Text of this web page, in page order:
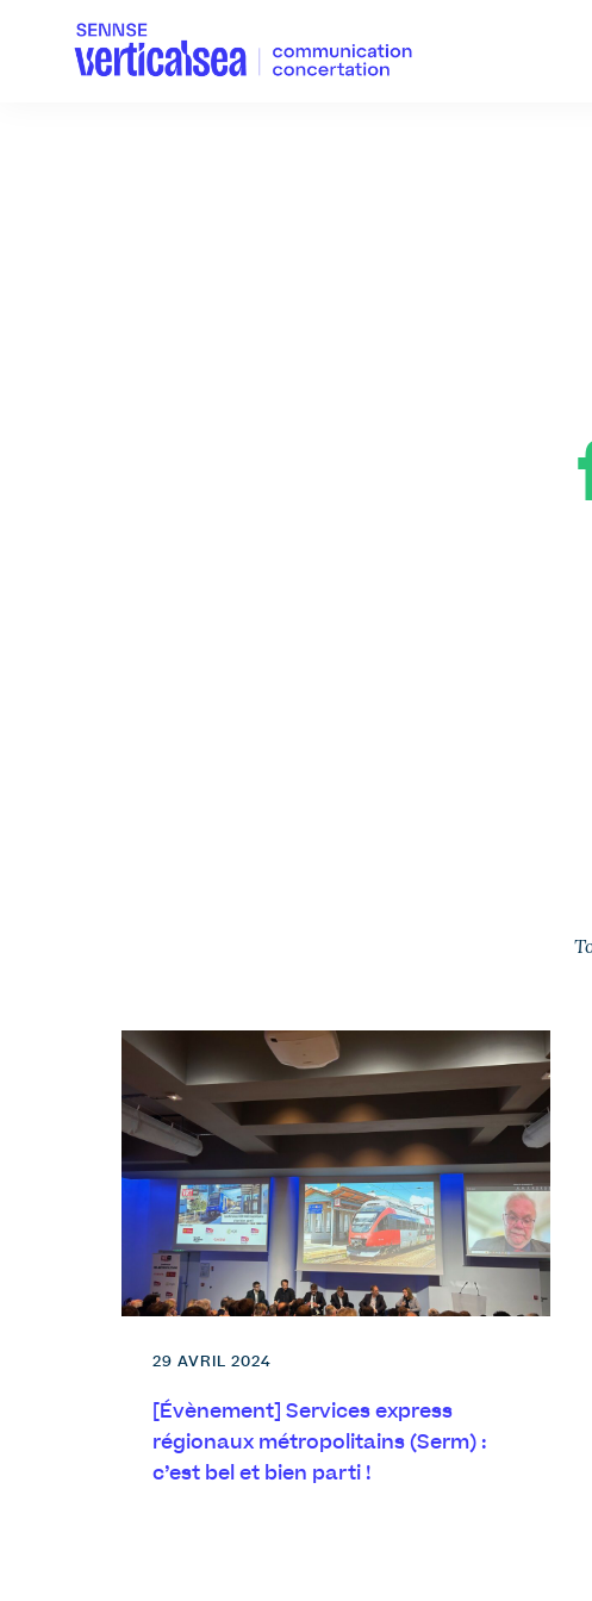
29 AVRIL 2024
[Évènement] Services express
régionaux métropolitains (Serm) :
c’est bel et bien parti !